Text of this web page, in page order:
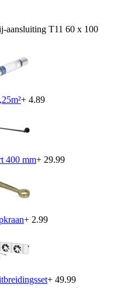
aansluiting T11 60 x 100
+ 4.89
400 mm+ 29.99
+ 2.99
+ 49.99